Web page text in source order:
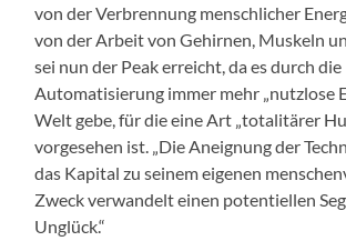
von der Verbrennung menschlicher
von der Arbeit von Gehirnen, Muskeln
sei nun der Peak erreicht, da es durch die
Automatisierung immer mehr „nutzlose
Welt gebe, für die eine Art „totalitärer
vorgesehen ist. „Die Aneignung der
das Kapital zu seinem eigenen
Zweck verwandelt einen potentiellen
Unglück.“